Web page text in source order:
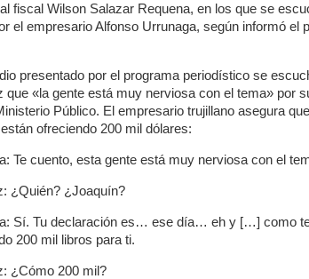
fiscal Wilson Salazar Requena, en los que se
el empresario Alfonso Urrunaga, según informó el
presentado por el programa periodístico se
que «la gente está muy nerviosa con el tema» por
Público. El empresario trujillano asegura
ofreciendo 200 mil dólares:
Te cuento, esta gente está muy nerviosa con el
¿Quién? ¿Joaquín?
Sí. Tu declaración es… ese día… eh y […] como
200 mil libros para ti.
¿Cómo 200 mil?